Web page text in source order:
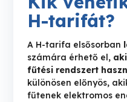
H-tarifát?
A H-tarifa elsősorban
számára érhető el,
fűtési rendszert
különösen előnyös,
fűtenek elektromos